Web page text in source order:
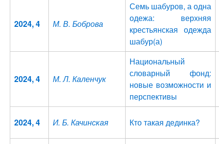
2024, 4 М. В. Боброва
Семь шабуров, а одна
одежа: верхняя
крестьянская одежда
шабур(а)
2024, 4 М. Л. Каленчук
Национальный
словарный фонд:
новые возможности и
перспективы
2024, 4 И. Б. Качинская Кто такая дединка?